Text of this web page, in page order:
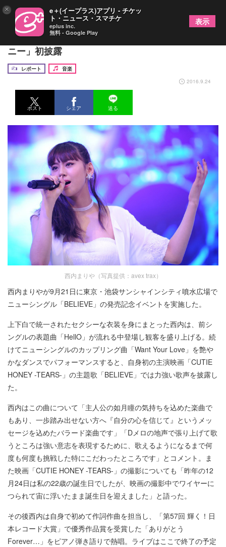
西内まりや、純白セクシー衣装で「キューティーハ
ニー」初披露
レポート
音楽
2016.9.24
ポスト シェア 送る
西内まりや（写真提供：avex trax）
西内まりやが9月21日に東京・池袋サンシャインシティ噴水広場で
ニューシングル「BELIEVE」の発売記念イベントを実施した。
上下白で統一されたセクシーな衣装を身にまとった西内は、前シ
ングルの表題曲「HellO」が流れる中登場し観客を盛り上げる。続
けてニューシングルのカップリング曲「Want Your Love」を艶や
かなダンスでパフォーマンスすると、自身初の主演映画「CUTIE
HONEY -TEARS-」の主題歌「BELIEVE」では力強い歌声を披露し
た。
西内はこの曲について「主人公の如月瞳の気持ちを込めた楽曲で
もあり、一歩踏み出せない方へ『自分の心を信じて』というメッ
セージを込めたバラード楽曲です」「Dメロの地声で張り上げて歌
うところは強い意志を表現するために、歌えるようになるまで何
度も何度も挑戦した特にこだわったところです」とコメント。ま
た映画「CUTIE HONEY -TEARS-」の撮影についても「昨年の12
月24日は私の22歳の誕生日でしたが、映画の撮影中でワイヤーに
つられて宙に浮いたまま誕生日を迎えました」と語った。
その後西内は自身で初めて作詞作曲を担当し、「第57回 輝く！日
本レコード大賞」で優秀作品賞を受賞した「ありがとう
Forever…」をピアノ弾き語りで熱唱。ライブはここで終了の予定
× e＋(イープラス)アプリ - チケッ
ト・ニュース・スマチケ
eplus inc.
無料 - Google Play
表示